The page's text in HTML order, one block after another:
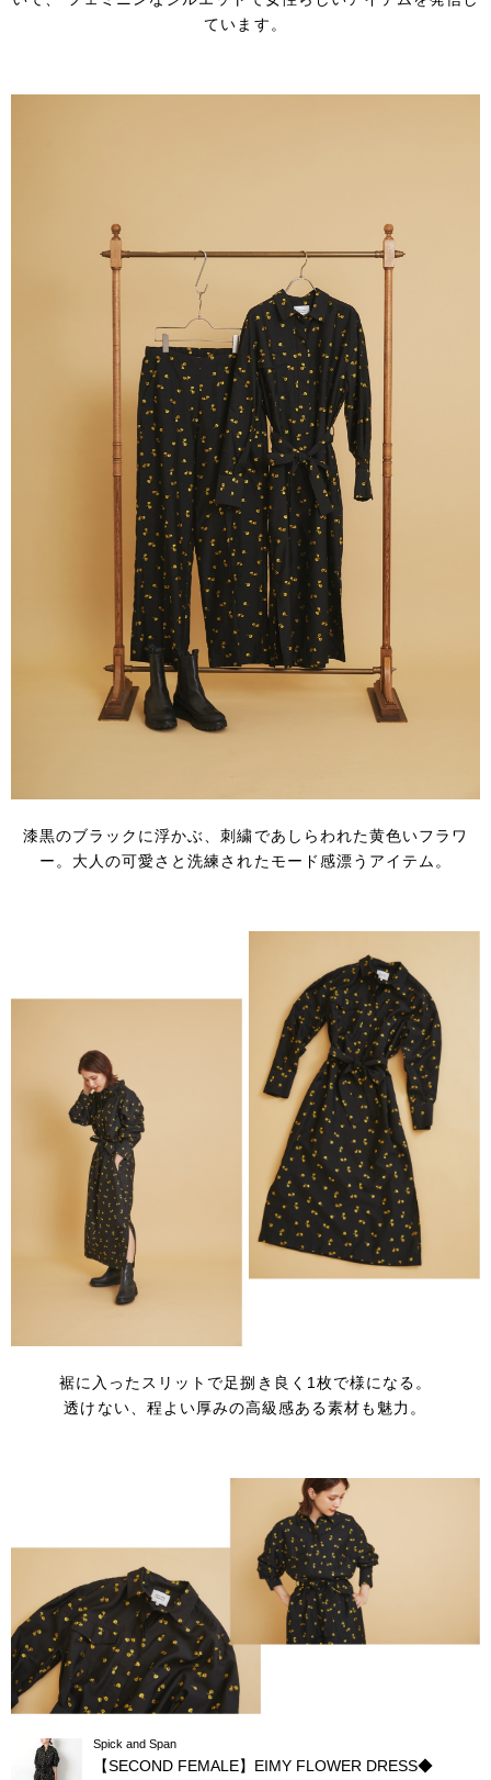
ています。
漆黒のブラックに浮かぶ、刺繍であしらわれた黄色いフラワ
ー。 大人の可愛さと洗練されたモード感漂うアイテム。
裾に入ったスリットで足捌き良く1枚で様になる。
透けない、程よい厚みの高級感ある素材も魅力。
Spick and Span
【SECOND FEMALE】EIMY FLOWER DRESS◆